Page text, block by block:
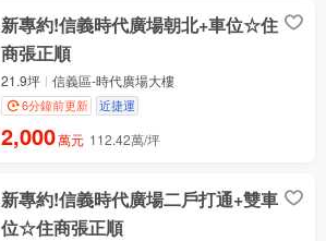
新專約!信義時代廣場朝北+車位☆住
商張正順
21.9坪 信義區-時代廣場大樓
6分鐘前更新 近捷運
2,000萬元 112.42萬/坪
新專約!信義時代廣場二戶打通+雙車
位☆住商張正順